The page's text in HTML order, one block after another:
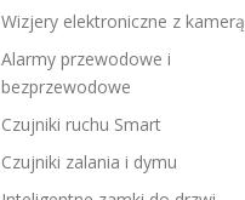
Wizjery elektroniczne z kamerą
Alarmy przewodowe i
bezprzewodowe
Czujniki ruchu Smart
Czujniki zalania i dymu